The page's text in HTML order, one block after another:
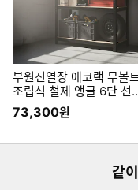
부원진열장 에코랙 무볼트
조립식 철제 앵글 6단 선
1200
73,300원
같